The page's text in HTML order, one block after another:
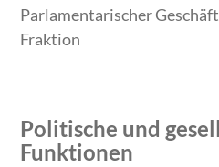
Parlamentarischer
Fraktion
Politische und
Funktionen